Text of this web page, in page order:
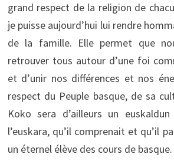
grand respect de la religion de
je puisse aujourd’hui lui rendre
de la famille. Elle permet que
retrouver tous autour d’une foi
et d’unir nos différences et nos
respect du Peuple basque, de sa
Koko sera d’ailleurs un
l’euskara, qu’il comprenait et qu’il
un éternel élève des cours de basque.